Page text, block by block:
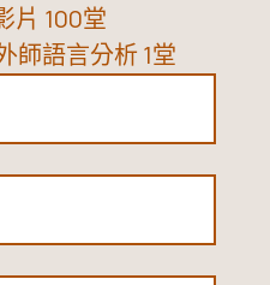
片 100堂
師語言分析 1堂